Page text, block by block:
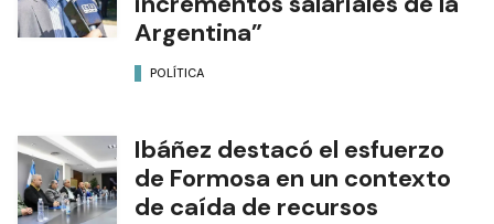
Argentina”
POLÍTICA
Ibáñez destacó el esfuerzo
de Formosa en un contexto
de caída de recursos